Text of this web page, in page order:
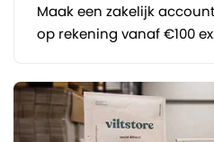
Maak een zakelijk
op rekening vanaf €100